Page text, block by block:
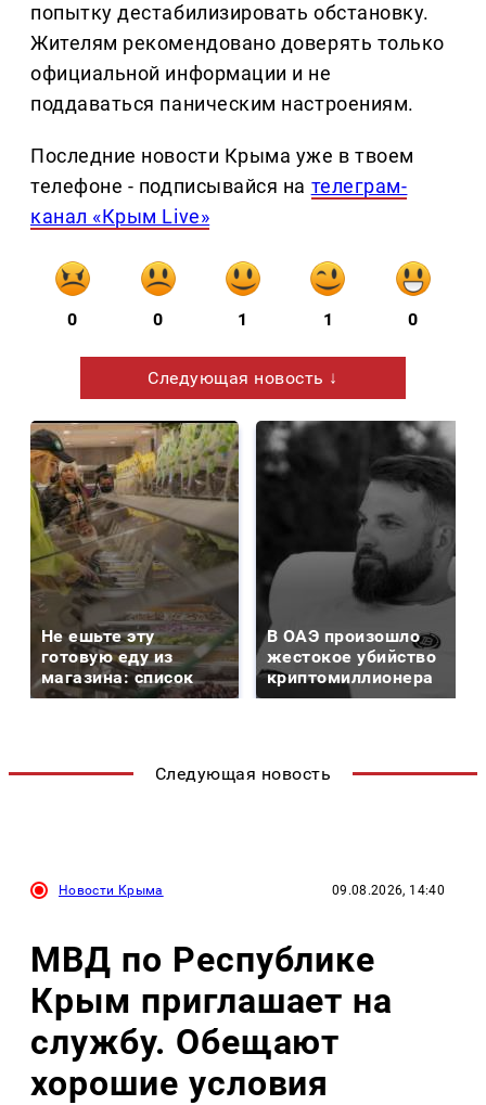
попытку дестабилизировать обстановку.
Жителям рекомендовано доверять только
официальной информации и не
поддаваться паническим настроениям.
Последние новости Крыма уже в твоем
телефоне - подписывайся на телеграм-
канал «Крым Live»
0 0 1 1 0
Следующая новость ↓
Не ешьте эту
готовую еду из
магазина: список
В ОАЭ произошло
жестокое убийство
криптомиллионера
Следующая новость
Новости Крыма 09.08.2026, 14:40
МВД по Республике
Крым приглашает на
службу. Обещают
хорошие условия